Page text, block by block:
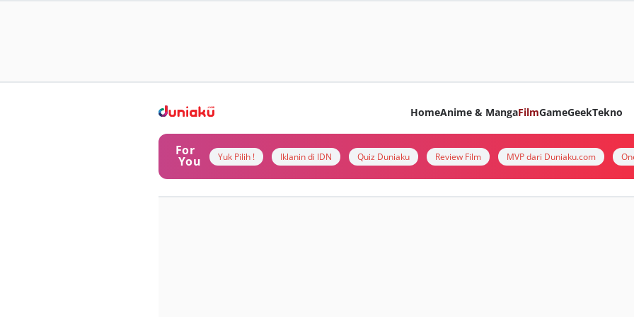
HomeAnime & MangaFilmGameGeekTekno
For
You Yuk Pilih ! Iklanin di IDN Quiz Duniaku Review Film MVP dari Duniaku.com